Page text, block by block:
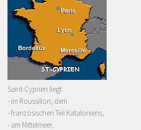
Saint-Cyprien liegt
- im Roussillon, dem
- französischen Teil Kataloniens,
- am Mittelmeer,